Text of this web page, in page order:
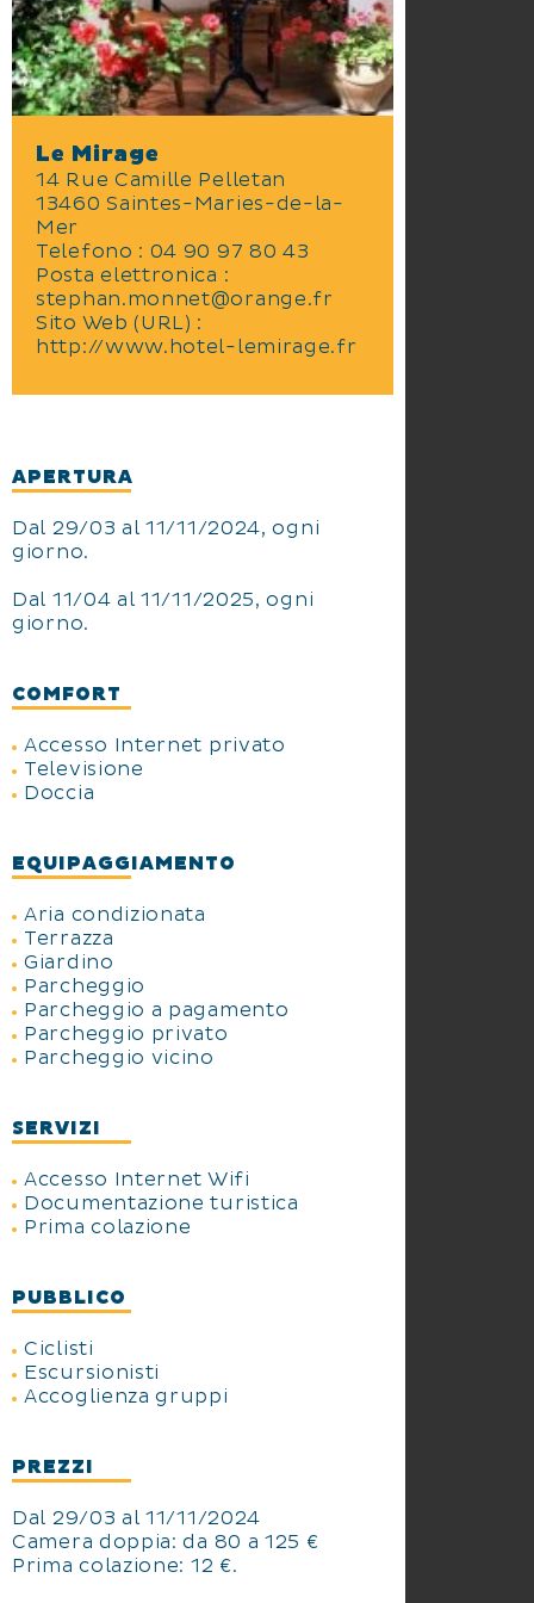
Le Mirage
14 Rue Camille Pelletan
13460 Saintes-Maries-de-la-
Mer
Telefono : 04 90 97 80 43
Posta elettronica :
stephan.monnet@orange.fr
Sito Web (URL) :
http://www.hotel-lemirage.fr
APERTURA
Dal 29/03 al 11/11/2024, ogni
giorno.
Dal 11/04 al 11/11/2025, ogni
giorno.
COMFORT
Accesso Internet privato
Televisione
Doccia
EQUIPAGGIAMENTO
Aria condizionata
Terrazza
Giardino
Parcheggio
Parcheggio a pagamento
Parcheggio privato
Parcheggio vicino
SERVIZI
Accesso Internet Wifi
Documentazione turistica
Prima colazione
PUBBLICO
Ciclisti
Escursionisti
Accoglienza gruppi
PREZZI
Dal 29/03 al 11/11/2024
Camera doppia: da 80 a 125 €
Prima colazione: 12 €.